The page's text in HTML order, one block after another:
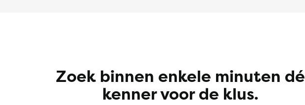
Zoek binnen enkele minuten dé
kenner voor de klus.